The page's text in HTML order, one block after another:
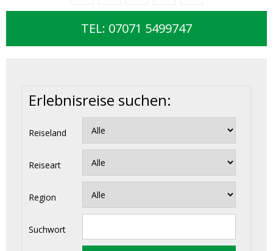
TEL: 07071 5499747
Erlebnisreise suchen:
Reiseland
Reiseart
Region
Suchwort